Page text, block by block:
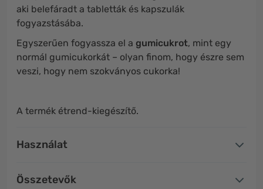
aki belefáradt a tabletták és kapszulák
fogyazstásába.
Egyszerűen fogyassza el a gumicukrot, mint egy
normál gumicukorkát – olyan finom, hogy észre sem
veszi, hogy nem szokványos cukorka!
A termék étrend-kiegészítő.
Használat
Összetevők